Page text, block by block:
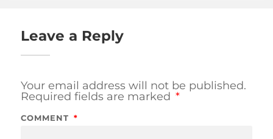
Leave a Reply
Your email address will not be published.
Required fields are marked *
COMMENT *